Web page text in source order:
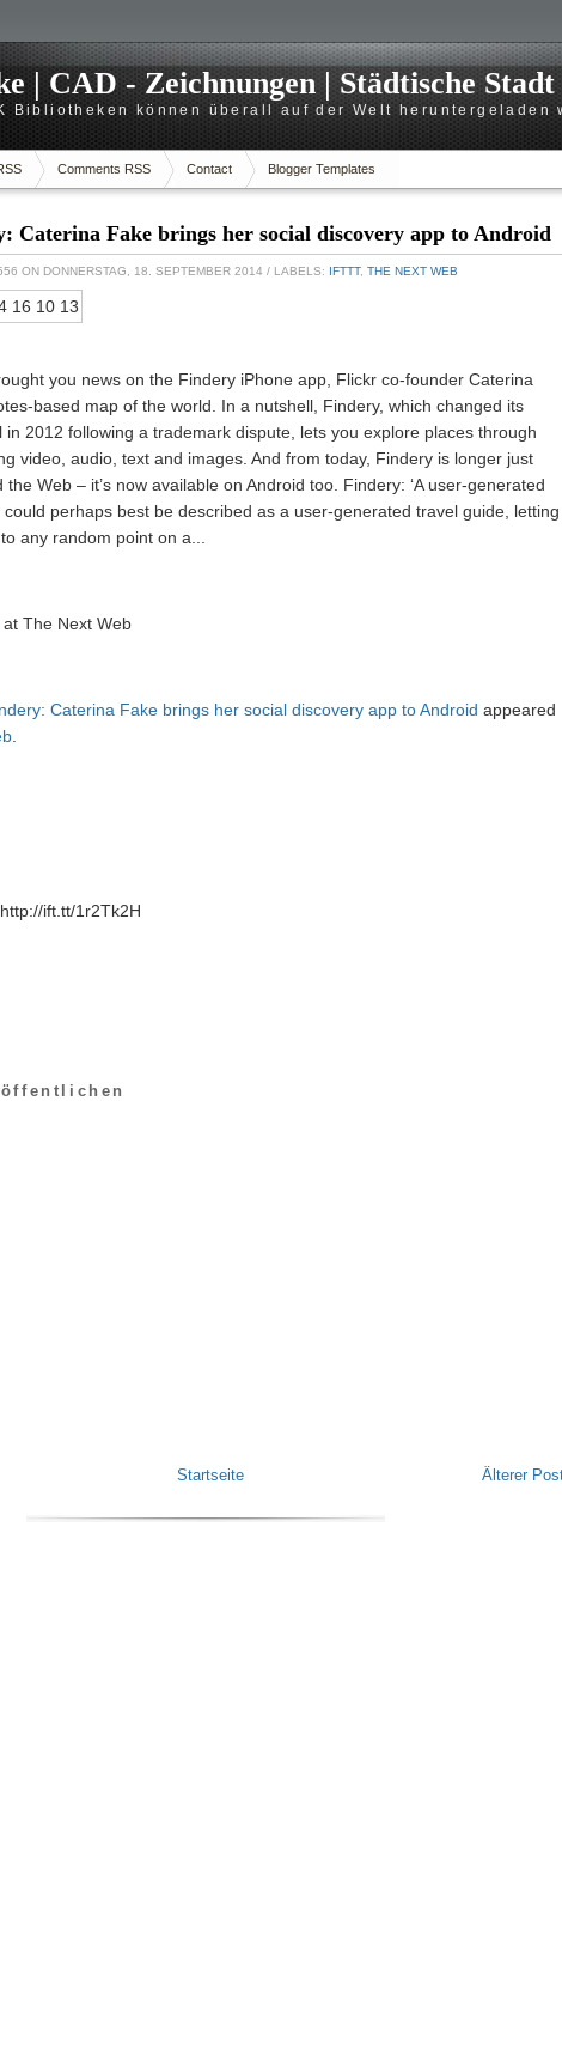
| CAD - Zeichnungen | Städtische Stadt
Bibliotheken können überall auf der Welt heruntergeladen
Comments RSS Contact Blogger Templates
Caterina Fake brings her social discovery app to Android
ON DONNERSTAG, 18. SEPTEMBER 2014 / LABELS: IFTTT, THE NEXT WEB
you news on the Findery iPhone app, Flickr co-founder Caterina
based map of the world. In a nutshell, Findery, which changed its
in 2012 following a trademark dispute, lets you explore places through
video, audio, text and images. And from today, Findery is longer just
Web – it’s now available on Android too. Findery: ‘A user-generated
could perhaps best be described as a user-generated travel guide, letting
any random point on a...
at The Next Web
Caterina Fake brings her social discovery app to Android appeared
ift.tt/1r2Tk2H
Älterer
Startseite